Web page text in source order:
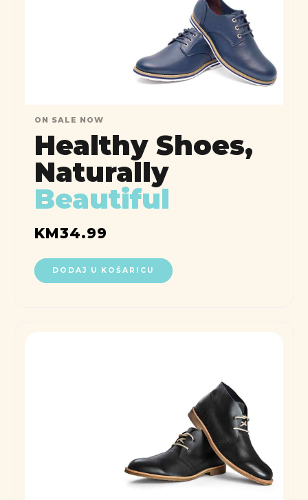
ON SALE NOW
Healthy Shoes,
Naturally
Beautiful
KM34.99
DODAJ U KOŠARICU